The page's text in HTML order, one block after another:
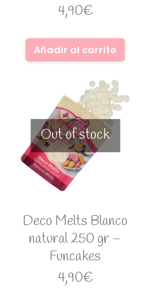
4,90€
Añadir al carrito
Out of stock
Deco Melts Blanco
natural 250 gr –
Funcakes
4,90€